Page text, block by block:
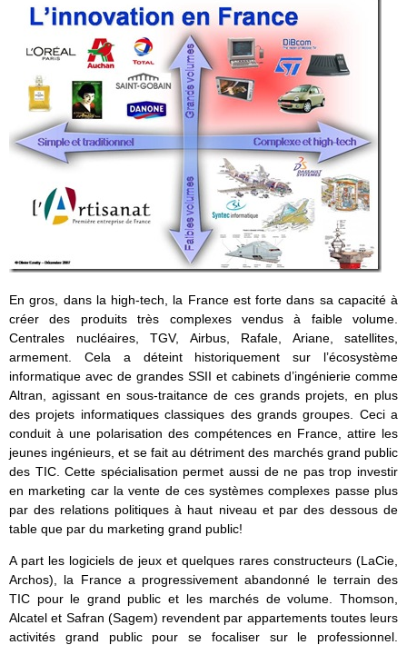
En gros, dans la high-tech, la France est forte dans sa capacité à
créer des produits très complexes vendus à faible volume.
Centrales nucléaires, TGV, Airbus, Rafale, Ariane, satellites,
armement. Cela a déteint historiquement sur l’écosystème
informatique avec de grandes SSII et cabinets d’ingénierie comme
Altran, agissant en sous-traitance de ces grands projets, en plus
des projets informatiques classiques des grands groupes. Ceci a
conduit à une polarisation des compétences en France, attire les
jeunes ingénieurs, et se fait au détriment des marchés grand public
des TIC. Cette spécialisation permet aussi de ne pas trop investir
en marketing car la vente de ces systèmes complexes passe plus
par des relations politiques à haut niveau et par des dessous de
table que par du marketing grand public!
A part les logiciels de jeux et quelques rares constructeurs (LaCie,
Archos), la France a progressivement abandonné le terrain des
TIC pour le grand public et les marchés de volume. Thomson,
Alcatel et Safran (Sagem) revendent par appartements toutes leurs
activités grand public pour se focaliser sur le professionnel.